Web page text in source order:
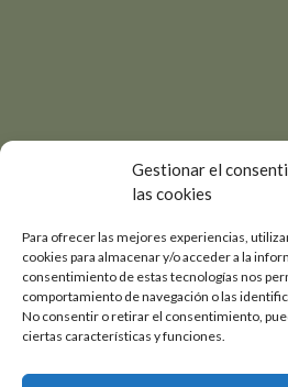
Gestionar el
las cookies
Para ofrecer las mejores experiencias,
cookies para almacenar y/o acceder a la
consentimiento de estas tecnologías nos
comportamiento de navegación o las
No consentir o retirar el consentimiento,
ciertas características y funciones.